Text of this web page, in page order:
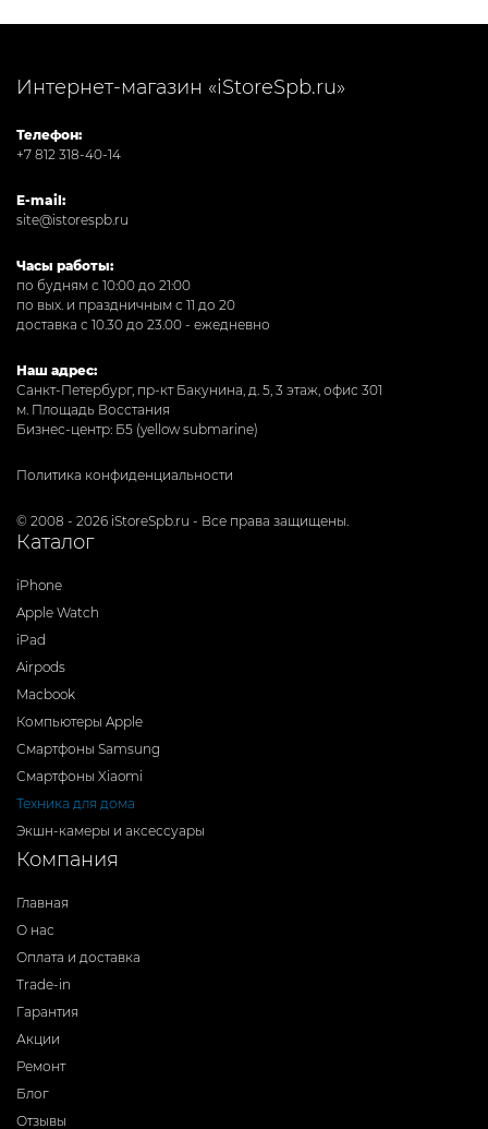
Интернет-магазин «iStoreSpb.ru»
Телефон:
+7 812 318-40-14
E-mail:
site@istorespb.ru
Часы работы:
по будням с 10:00 до 21:00
по вых. и праздничным с 11 до 20
доставка с 10.30 до 23.00 - ежедневно
Наш адрес:
Санкт-Петербург, пр-кт Бакунина, д. 5, 3 этаж, офис 301
м. Площадь Восстания
Бизнес-центр: Б5 (yellow submarine)
Политика конфиденциальности
© 2008 - 2026 iStoreSpb.ru - Все права защищены.
Каталог
iPhone
Apple Watch
iPad
Airpods
Macbook
Компьютеры Apple
Смартфоны Samsung
Смартфоны Xiaomi
Техника для дома
Экшн-камеры и аксессуары
Компания
Главная
О нас
Оплата и доставка
Trade-in
Гарантия
Акции
Ремонт
Блог
Отзывы